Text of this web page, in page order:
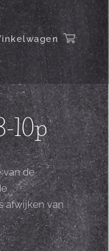
10p
van de
afwijken van